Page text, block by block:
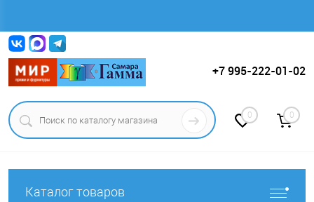
+7 995-222-01-02
0 0
Каталог товаров